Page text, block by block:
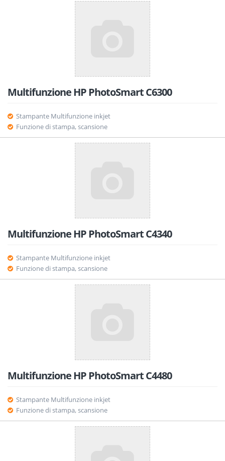
Multifunzione HP PhotoSmart C6300
Stampante Multifunzione inkjet
Funzione di stampa, scansione
Multifunzione HP PhotoSmart C4340
Stampante Multifunzione inkjet
Funzione di stampa, scansione
Multifunzione HP PhotoSmart C4480
Stampante Multifunzione inkjet
Funzione di stampa, scansione